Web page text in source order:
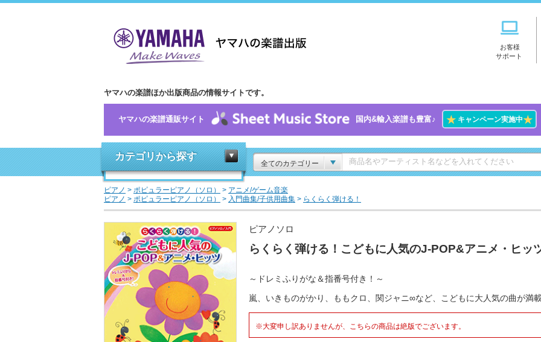
お客様
サポート
ヤマハの楽譜ほか出版商品の情報サイトです。
ヤマハの楽譜通販サイト 国内&輸入楽譜も豊富♪ ★キャンペーン実施中★
カテゴリから探す
全てのカテゴリー
ピアノ > ポピュラーピアノ（ソロ） > アニメ/ゲーム音楽
ピアノ > ポピュラーピアノ（ソロ） > 入門曲集/子供用曲集 > らくらく弾ける！
ピアノソロ
らくらく弾ける！こどもに人気のJ-POP&アニメ・ヒッ
～ドレミふりがな＆指番号付き！～
嵐、いきものがかり、ももクロ、関ジャニ∞など、こどもに大人気の曲が満
※大変申し訳ありませんが、こちらの商品は絶版でございます。